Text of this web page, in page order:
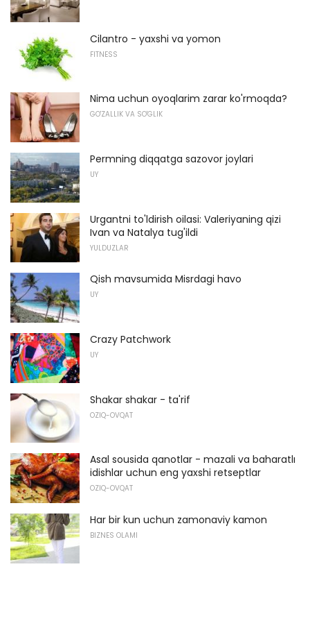
Cilantro - yaxshi va yomon
FITNESS
Nima uchun oyoqlarim zarar ko'rmoqda?
GO'ZALLIK VA SO'GLIK
Permning diqqatga sazovor joylari
UY
Urgantni to'ldirish oilasi: Valeriyaning qizi
Ivan va Natalya tug'ildi
YULDUZLAR
Qish mavsumida Misrdagi havo
UY
Crazy Patchwork
UY
Shakar shakar - ta'rif
OZIQ-OVQAT
Asal sousida qanotlar - mazali va baharatlı
idishlar uchun eng yaxshi retseptlar
OZIQ-OVQAT
Har bir kun uchun zamonaviy kamon
BIZNES OLAMI